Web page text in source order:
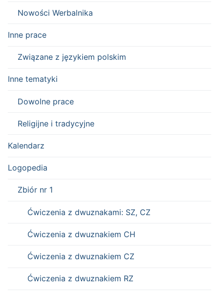
Nowości Werbalnika
Inne prace
Związane z językiem polskim
Inne tematyki
Dowolne prace
Religijne i tradycyjne
Kalendarz
Logopedia
Zbiór nr 1
Ćwiczenia z dwuznakami: SZ, CZ
Ćwiczenia z dwuznakiem CH
Ćwiczenia z dwuznakiem CZ
Ćwiczenia z dwuznakiem RZ